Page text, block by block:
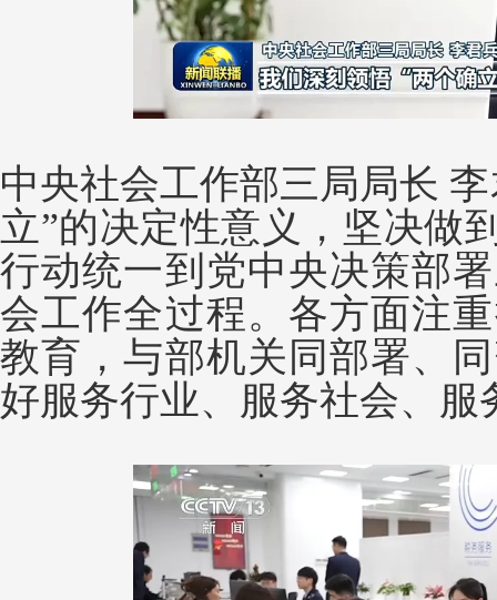
中央社会工作部三局局长
立”的决定性意义，坚决做
行动统一到党中央决策部
会工作全过程。各方面注
教育，与部机关同部署、
好服务行业、服务社会、服